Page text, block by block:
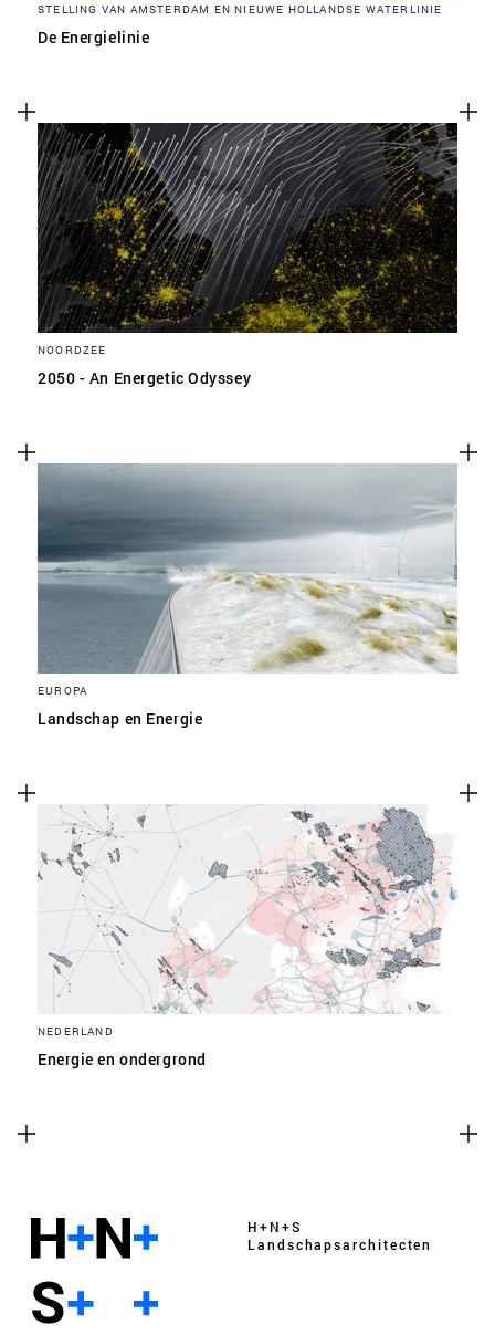
STELLING VAN AMSTERDAM EN NIEUWE HOLLANDSE WATERLINIE
De Energielinie
NOORDZEE
2050 - An Energetic Odyssey
EUROPA
Landschap en Energie
NEDERLAND
Energie en ondergrond
H+N+S
Landschaps­architecten